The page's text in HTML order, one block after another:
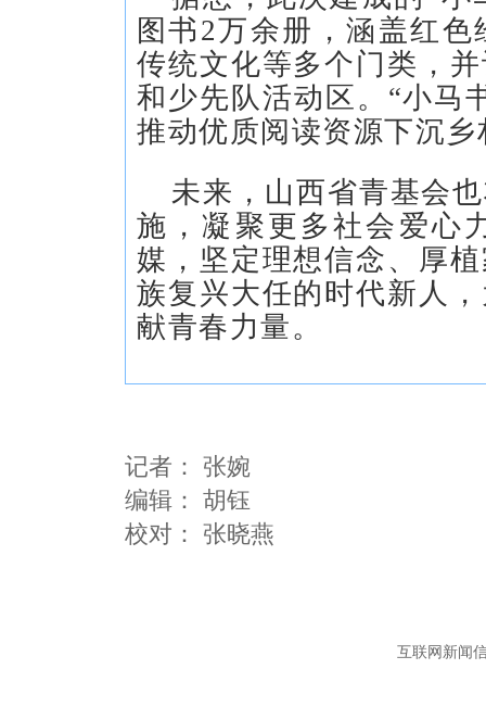
图书2万余册，涵盖红
传统文化等多个门类，
和少先队活动区。“小马
推动优质阅读资源下沉
未来，山西省青基会
施，凝聚更多社会爱心
媒，坚定理想信念、厚
族复兴大任的时代新人
献青春力量。
记者： 张婉
编辑： 胡钰
互联网新闻